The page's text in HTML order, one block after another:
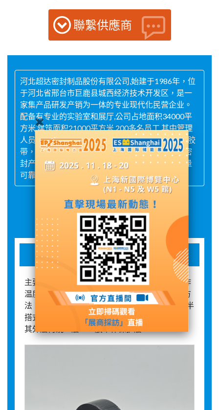
聯繫供應商
河北超达密封制品股份有限公司,始建于1986年，位
于河北省邢台市巨鹿县城西经济技术开发区，是一
家集产品研发产销为一体的专业现代化民营企业。
配备有专业的实验室和展厅,公司占地面积34000平
方米,建筑面积21000平方米,200多名员工,其中管理
人员约15人,专业技术人员10人。主要产品有防水胶
带，电力胶带，屋顶修补胶带，防水材料及道路密
封产品。产品销往全国各地及海外多国，产品质量
可靠，价格优惠。
展品詳情
高压绝缘自粘带
主要用途： 本品适用于1-10kv及以下，正常工作
温度不超过75℃的一般绝缘和密封防水。 使用方
法： 将自粘带去掉隔离膜，拉伸200%左右，以半
搭式绕包于需要绝缘和防水密封保护的物体，在
其外层再绕一层PVC胶带作保护层。